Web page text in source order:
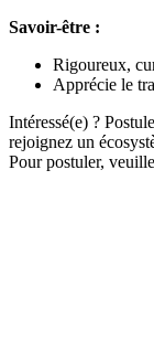
Savoir-être :
Rigoureux,
Apprécie le
Intéressé(e) ?
rejoignez un
Pour postuler,